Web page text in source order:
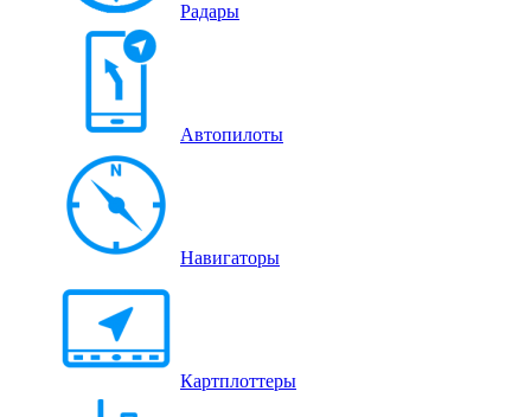
Радары
Автопилоты
Навигаторы
Картплоттеры